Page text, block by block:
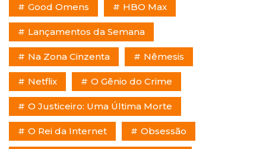
Good Omens HBO Max
Lançamentos da Semana
Na Zona Cinzenta Nêmesis
Netflix O Gênio do Crime
O Justiceiro: Uma Última Morte
O Rei da Internet Obsessão